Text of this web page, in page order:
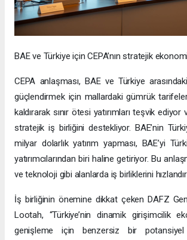
BAE ve Türkiye için CEPA’nın stratejik
CEPA anlaşması, BAE ve Türkiye
güçlendirmek için mallardaki gümrük
kaldırarak sınır ötesi yatırımları teşvik
stratejik iş birliğini destekliyor. BAE’nin
milyar dolarlık yatırım yapması, BAE’yi
yatırımcılarından biri haline getiriyor. Bu
ve teknoloji gibi alanlarda iş birliklerini
İş birliğinin önemine dikkat çeken DAFZ
Lootah, “Türkiye’nin dinamik girişimcilik
genişleme için benzersiz bir potansiyel